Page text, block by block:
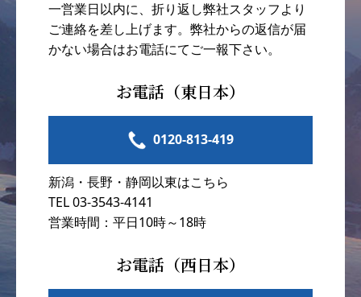
一営業日以内に、折り返し弊社スタッフより
ご連絡を差し上げます。弊社からの返信が届
かない場合はお電話にてご一報下さい。
お電話（東日本）
0120-813-419
新潟・長野・静岡以東はこちら
TEL 03-3543-4141
営業時間：平日10時～18時
お電話（西日本）